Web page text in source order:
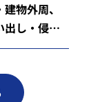
物外周、
出し・侵入